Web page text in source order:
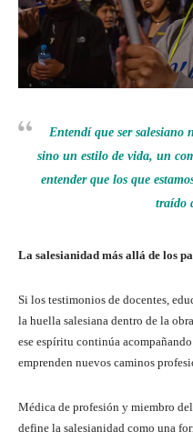
Entendí que ser salesiano
sino un estilo de vida, un
entender que los que
traído
La salesianidad más allá de los
Si los testimonios de docentes,
la huella salesiana dentro de la
ese espíritu continúa
emprenden nuevos caminos
Médica de profesión y miembro
define la salesianidad como una